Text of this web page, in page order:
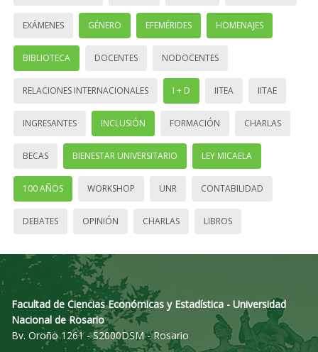
EXÁMENES GÉNERO EFEMÉRIDES HOMENAJES
BIBLIOTECA DOCENTES NODOCENTES
RELACIONES INTERNACIONALES I + D IITEA IITAE
INGRESANTES INCLUSIÓN FORMACIÓN CHARLAS
BECAS BIENESTAR UNIVERSITARIO LEY MICAELA
100 AÑOS WORKSHOP UNR CONTABILIDAD
DEBATES OPINIÓN CHARLAS LIBROS
Facultad de Ciencias Económicas y Estadística - Universidad
Nacional de Rosario
Bv. Oroño 1261 - S2000DSM - Rosario